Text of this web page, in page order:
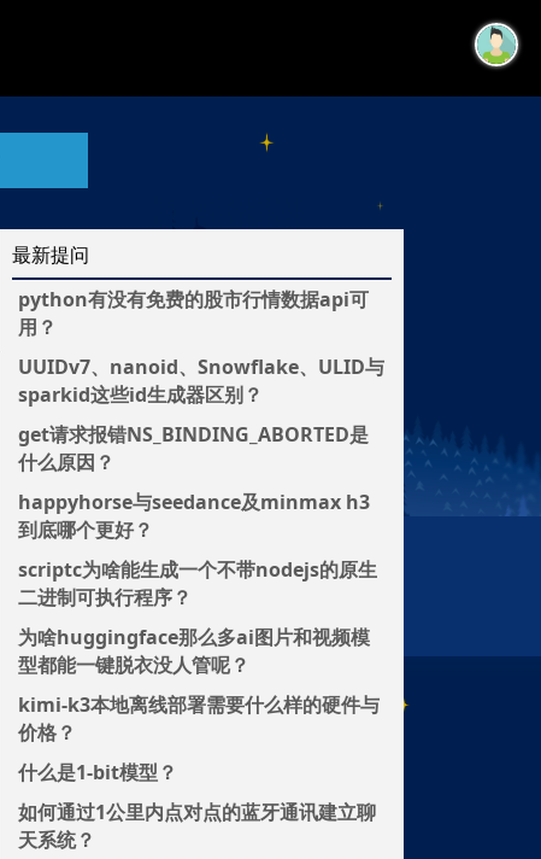
最新提问
python有没有免费的股市行情数据api可
用？
UUIDv7、nanoid、Snowflake、ULID与
sparkid这些id生成器区别？
get请求报错NS_BINDING_ABORTED是
什么原因？
happyhorse与seedance及minmax h3
到底哪个更好？
scriptc为啥能生成一个不带nodejs的原生
二进制可执行程序？
为啥huggingface那么多ai图片和视频模
型都能一键脱衣没人管呢？
kimi-k3本地离线部署需要什么样的硬件与
价格？
什么是1-bit模型？
如何通过1公里内点对点的蓝牙通讯建立聊
天系统？